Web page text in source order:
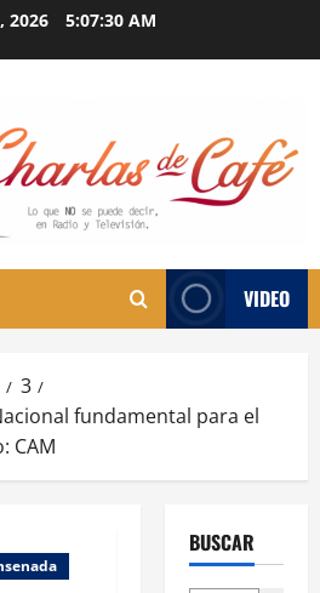
2026 5:07:31 AM
VIDEO
3
fundamental para el
CAM
BUSCAR